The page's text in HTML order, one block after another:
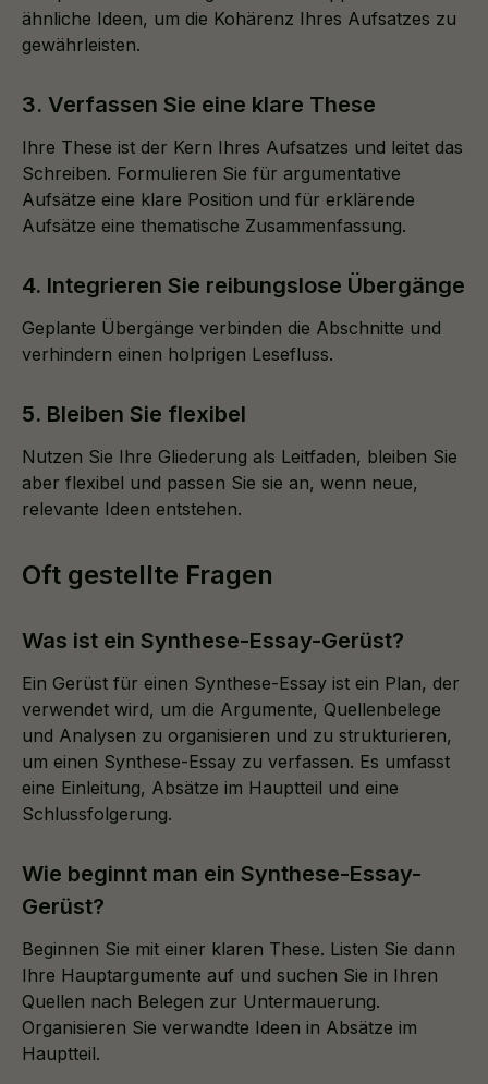
ähnliche Ideen, um die Kohärenz Ihres Aufsatzes zu
gewährleisten.
3. Verfassen Sie eine klare These
Ihre These ist der Kern Ihres Aufsatzes und leitet das
Schreiben. Formulieren Sie für argumentative
Aufsätze eine klare Position und für erklärende
Aufsätze eine thematische Zusammenfassung.
4. Integrieren Sie reibungslose Übergänge
Geplante Übergänge verbinden die Abschnitte und
verhindern einen holprigen Lesefluss.
5. Bleiben Sie flexibel
Nutzen Sie Ihre Gliederung als Leitfaden, bleiben Sie
aber flexibel und passen Sie sie an, wenn neue,
relevante Ideen entstehen.
Oft gestellte Fragen
Was ist ein Synthese-Essay-Gerüst?
Ein Gerüst für einen Synthese-Essay ist ein Plan, der
verwendet wird, um die Argumente, Quellenbelege
und Analysen zu organisieren und zu strukturieren,
um einen Synthese-Essay zu verfassen. Es umfasst
eine Einleitung, Absätze im Hauptteil und eine
Schlussfolgerung.
Wie beginnt man ein Synthese-Essay-
Gerüst?
Beginnen Sie mit einer klaren These. Listen Sie dann
Ihre Hauptargumente auf und suchen Sie in Ihren
Quellen nach Belegen zur Untermauerung.
Organisieren Sie verwandte Ideen in Absätze im
Hauptteil.